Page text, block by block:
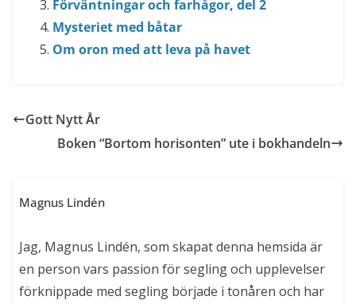
Förväntningar och farhågor, del 2
Mysteriet med båtar
Om oron med att leva på havet
Gott Nytt År
Boken “Bortom horisonten” ute i bokhandeln
Magnus Lindén
Jag, Magnus Lindén, som skapat denna hemsida är
en person vars passion för segling och upplevelser
förknippade med segling började i tonåren och har